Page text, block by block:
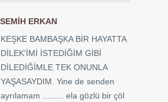
SEMIH ERKAN
KEŞKE BAMBAŞKA BİR HAYATTA
DİLEK'İMİ İSTEDİĞİM GİBİ
DİLEDİĞİMLE TEK ONUNLA
YAŞASAYDIM. Yine de senden
ayrılamam ......... ela gözlü bir çöl